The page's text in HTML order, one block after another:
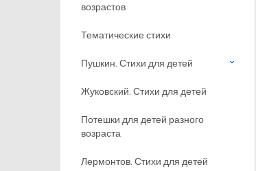
возрастов
Тематические стихи
Пушкин. Стихи для детей
Жуковский. Стихи для детей
Потешки для детей разного
возраста
Лермонтов. Стихи для детей